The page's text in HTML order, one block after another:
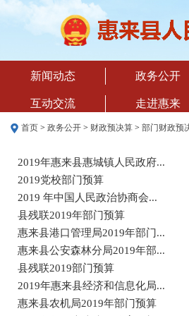
新闻动态 政务公开
互动交流 走进惠来
首页 > 政务公开 > 财政预决算 > 部门财政预
2019年惠来县惠城镇人民政府...
2019党校部门预算
2019 年中国人民政治协商会...
县残联2019年部门预算
惠来县港口管理局2019年部门...
惠来县公安森林分局2019年部...
县残联2019部门预算
2019年惠来县经济和信息化局...
惠来县农机局2019年部门预算